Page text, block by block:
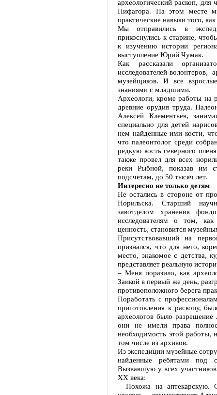
археологический раскоп,
Пифагора. На этом месте
практические навыки того,
Мы отправились в
прикоснулись к старине,
к изучению истории
выступление Юрий Чумак.
Как рассказали
исследователей-
музейщиков. И все
знаниями с младшими.
Археологи, кроме работы на
древние орудия труда.
Алексей Клементьев,
специально для детей
нем найденные ими кости,
что палеонтолог среди
редкую кость северного
также провел для всех
реки Рыбной, показав им
подсчетам, до 50 тысяч лет.
Интересно не только детям
Не остались в стороне от
Норильска. Старший
завотделом хранения
исследователям о том,
ценность, становится
Присутствовавший на
признался, что для него,
место, знакомое с детства,
представляет реальную
– Меня поразило, как
Заикой в первый же день,
противоположного берега
Поработать с
приготовления к раскопу,
археологов было
они не имели права
необходимость этой
том числе из архивов.
Из экспедиции музейные
найденные ребятами под
Вызвавшую у всех
ХХ века:
– Похожа на аптекарскую.